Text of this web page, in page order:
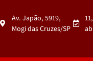
Av. Japão, 5919,
Mogi das Cruzes/SP